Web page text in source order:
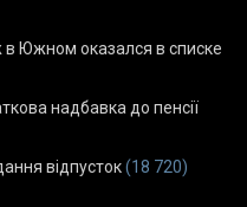
в Южном оказался в списке
надбавка до пенсії
відпусток(18 720)